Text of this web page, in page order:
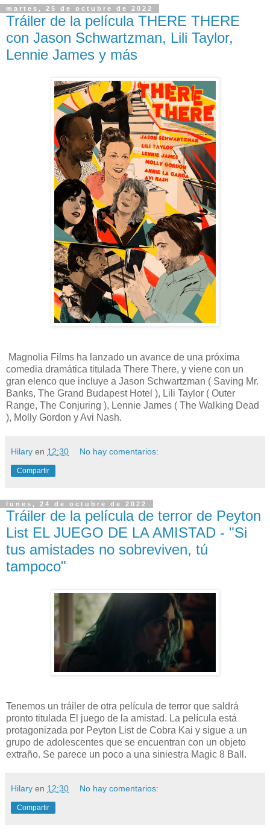
martes, 25 de octubre de 2022
Tráiler de la película THERE THERE
con Jason Schwartzman, Lili Taylor,
Lennie James y más
Magnolia Films ha lanzado un avance de una próxima
comedia dramática titulada There There, y viene con un
gran elenco que incluye a Jason Schwartzman ( Saving Mr.
Banks, The Grand Budapest Hotel ), Lili Taylor ( Outer
Range, The Conjuring ), Lennie James ( The Walking Dead
), Molly Gordon y Avi Nash.
Hilary en 12:30 No hay comentarios:
Compartir
lunes, 24 de octubre de 2022
Tráiler de la película de terror de Peyton
List EL JUEGO DE LA AMISTAD - "Si
tus amistades no sobreviven, tú
tampoco"
Tenemos un tráiler de otra película de terror que saldrá
pronto titulada El juego de la amistad. La película está
protagonizada por Peyton List de Cobra Kai y sigue a un
grupo de adolescentes que se encuentran con un objeto
extraño. Se parece un poco a una siniestra Magic 8 Ball.
Hilary en 12:30 No hay comentarios:
Compartir